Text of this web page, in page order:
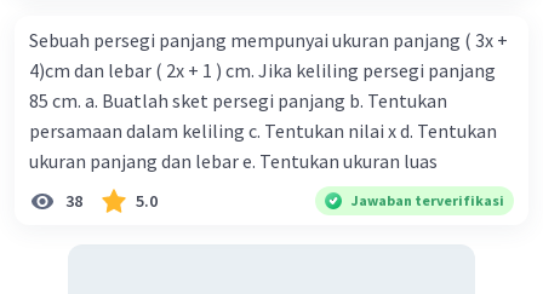
y = 2x - 3
Beri Rating·0.0(0) Balas
Sebuah persegi panjang mempunyai ukuran panjang ( 3x +
4)cm dan lebar ( 2x + 1 ) cm. Jika keliling persegi panjang
85 cm. a. Buatlah sket persegi panjang b. Tentukan
persamaan dalam keliling c. Tentukan nilai x d. Tentukan
ukuran panjang dan lebar e. Tentukan ukuran luas
38 5.0 Jawaban terverifikasi